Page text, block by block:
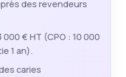
des revendeurs
000 € HT (CPO : 10 000
1 an).
caries